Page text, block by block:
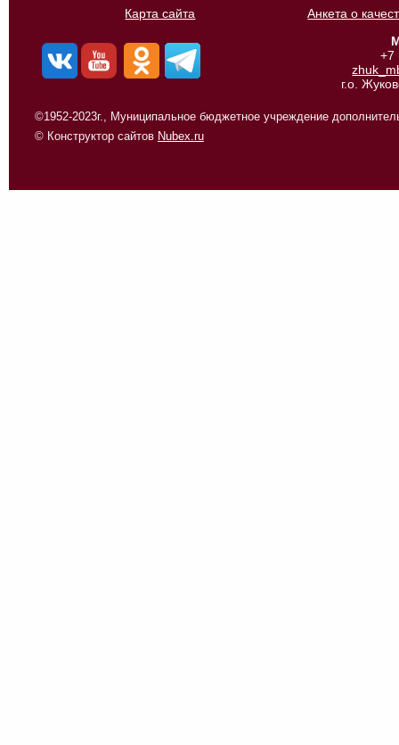
Карта сайта
Анкета о
+7
г.о.
©1952-2023г., Муниципальное бюджетное учреждение
© Конструктор сайтов Nubex.ru